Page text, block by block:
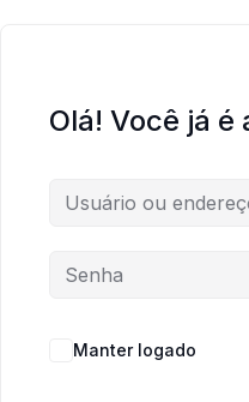
Olá! Você já é
Manter logado